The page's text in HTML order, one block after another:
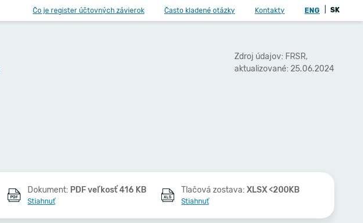
Čo je register účtovných závierok Často kladené otázky Kontakty ENG SK
Zdroj údajov: FRSR,
aktualizované: 25.06.2024
Dokument: PDF veľkosť 416 KB
Stiahnuť
Tlačová zostava:XLSX <200KB
Stiahnuť